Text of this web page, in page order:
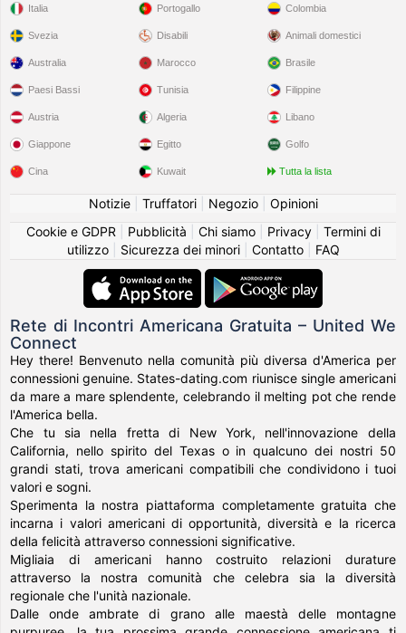
Italia
Svezia
Portogallo
Disabili
Colombia
Animali domestici
Australia
Paesi Bassi
Austria
Giappone
Cina
Marocco
Tunisia
Algeria
Egitto
Kuwait
Brasile
Filippine
Libano
Golfo
Tutta la lista
Notizie| Truffatori| Negozio| Opinioni
Cookie e GDPR
Pubblicità Chi siamo| Privacy| Termini di
utilizzo| Sicurezza dei minori| Contatto| FAQ
Rete di Incontri Americana Gratuita – United We
Connect
Hey there! Benvenuto nella comunità più diversa d'America per
connessioni genuine. States-dating.com riunisce single americani
da mare a mare splendente, celebrando il melting pot che rende
l'America bella.
Che tu sia nella fretta di New York, nell'innovazione della
California, nello spirito del Texas o in qualcuno dei nostri 50
grandi stati, trova americani compatibili che condividono i tuoi
valori e sogni.
Sperimenta la nostra piattaforma completamente gratuita che
incarna i valori americani di opportunità, diversità e la ricerca
della felicità attraverso connessioni significative.
Migliaia di americani hanno costruito relazioni durature
attraverso la nostra comunità che celebra sia la diversità
regionale che l'unità nazionale.
Dalle onde ambrate di grano alle maestà delle montagne